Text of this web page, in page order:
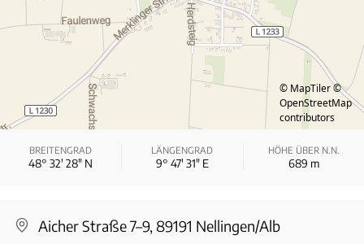
© MapTiler©
OpenStreetMap
contributors
BREITENGRAD
48° 32′ 28″ N
LÄNGENGRAD
9° 47′ 31″ E
HÖHE ÜBER N.N.
689 m
Aicher Straße 7–9, 89191 Nellingen/Alb